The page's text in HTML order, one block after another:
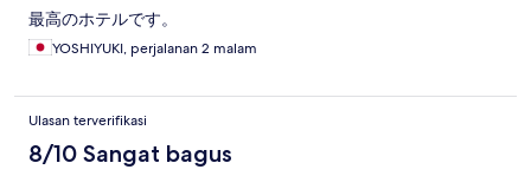
最高のホテルです。
YOSHIYUKI, perjalanan 2 malam
Ulasan terverifikasi
8/10 Sangat bagus